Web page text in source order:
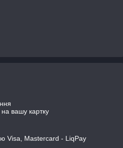
вашу картку
Visa, Mastercard - LiqPay